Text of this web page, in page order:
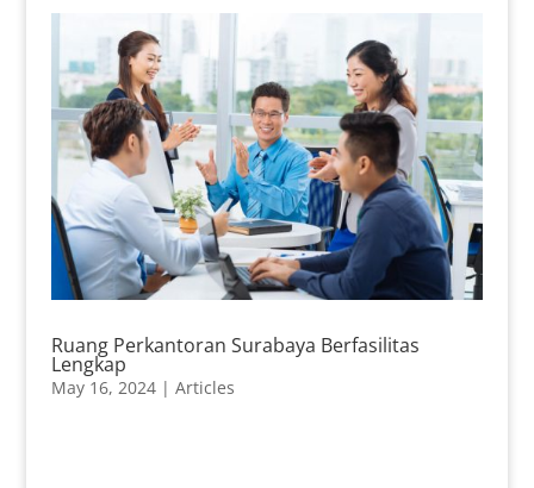
Ruang Perkantoran Surabaya Berfasilitas
Lengkap
May 16, 2024| Articles